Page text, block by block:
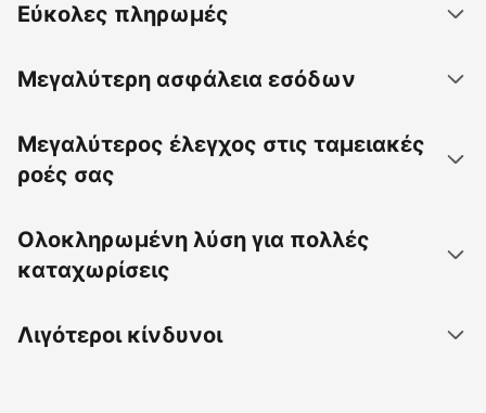
Εύκολες πληρωμές
Μεγαλύτερη ασφάλεια εσόδων
Μεγαλύτερος έλεγχος στις ταμειακές
ροές σας
Ολοκληρωμένη λύση για πολλές
καταχωρίσεις
Λιγότεροι κίνδυνοι